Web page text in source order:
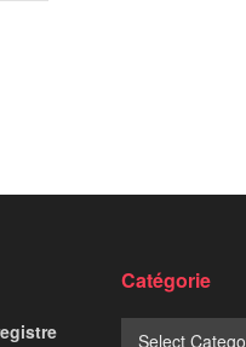
Translate: